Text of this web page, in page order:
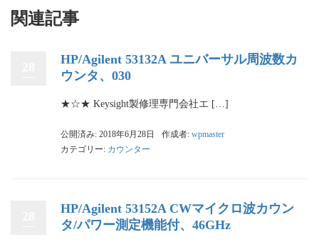
関連記事
HP/Agilent 53132A ユニバーサル周波数カ
ウンタ、030
★☆★ Keysight製修理専門会社エ […]
公開済み: 2018年6月28日 作成者: wpmaster
カテゴリー: カウンター
HP/Agilent 53152A CWマイクロ波カウン
タ/パワー測定機能付、46GHz